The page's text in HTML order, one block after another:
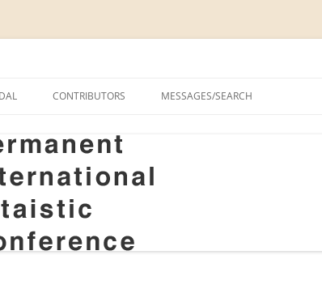
STUDIES, 1963–2014
FOR ALTAIC STUDIES,
CONTRIBUTORS MESSAGES/SEARCH